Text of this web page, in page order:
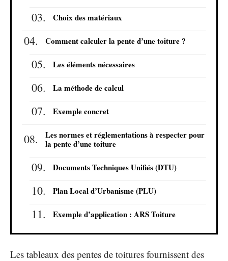
Choix des matériaux
Comment calculer la pente d’une toiture ?
Les éléments nécessaires
La méthode de calcul
Exemple concret
Les normes et réglementations à respecter pour
la pente d’une toiture
Documents Techniques Unifiés (DTU)
Plan Local d’Urbanisme (PLU)
Exemple d’application : ARS Toiture
Les tableaux des pentes de toitures fournissent des